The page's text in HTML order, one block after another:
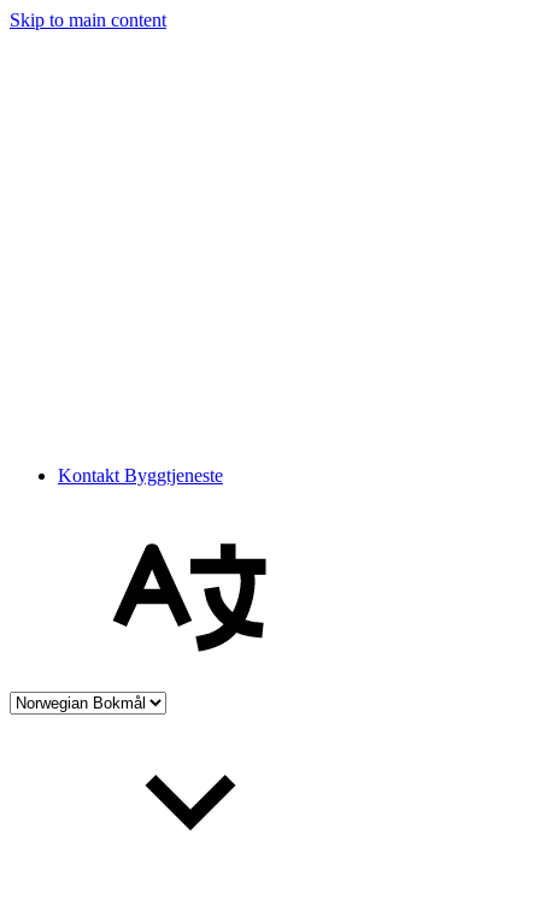
Skip to main content
Kontakt Byggtjeneste